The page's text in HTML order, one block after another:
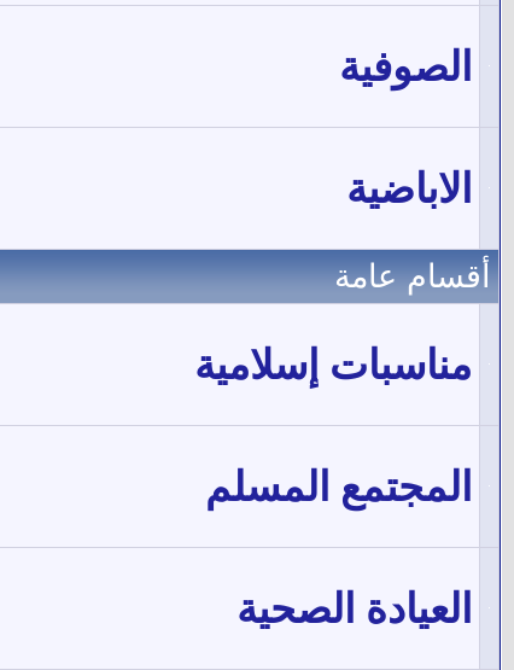
الصوفية
الاباضية
أقسام عامة
مناسبات إسلامية
المجتمع المسلم
العيادة الصحية